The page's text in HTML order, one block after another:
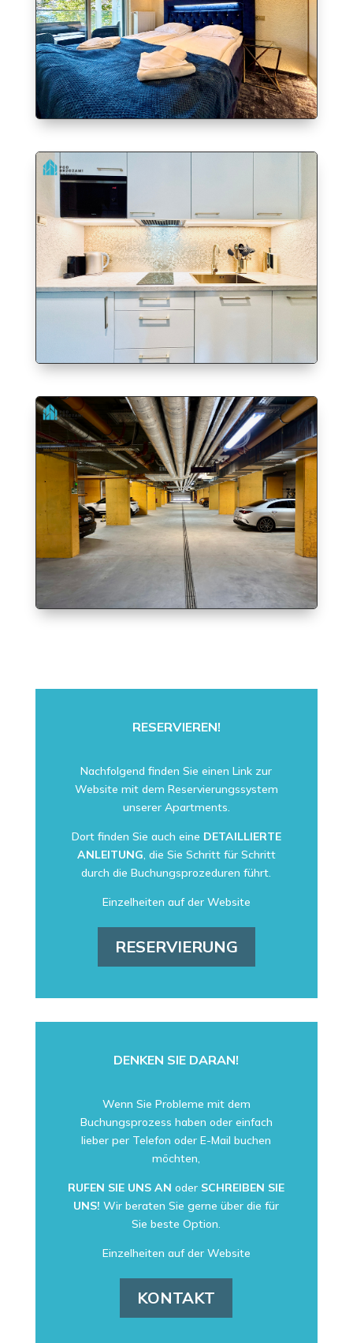
RESERVIEREN!
Nachfolgend finden Sie einen Link zur
Website mit dem Reservierungssystem
unserer Apartments.
Dort finden Sie auch eine DETAILLIERTE
ANLEITUNG, die Sie Schritt für Schritt
durch die Buchungsprozeduren führt.
Einzelheiten auf der Website
RESERVIERUNG
DENKEN SIE DARAN!
Wenn Sie Probleme mit dem
Buchungsprozess haben oder einfach
lieber per Telefon oder E-Mail buchen
möchten,
RUFEN SIE UNS AN oder SCHREIBEN SIE
UNS! Wir beraten Sie gerne über die für
Sie beste Option.
Einzelheiten auf der Website
KONTAKT